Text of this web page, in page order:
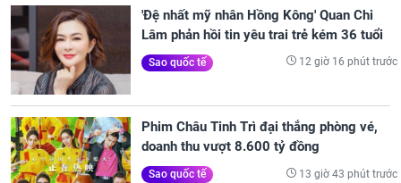
'Đệ nhất mỹ nhân Hồng Kông' Quan Chi
Lâm phản hồi tin yêu trai trẻ kém 36 tuổi
Sao quốc tế 12 giờ 16 phút trước
Phim Châu Tinh Trì đại thắng phòng vé,
doanh thu vượt 8.600 tỷ đồng
Sao quốc tế 13 giờ 43 phút trước